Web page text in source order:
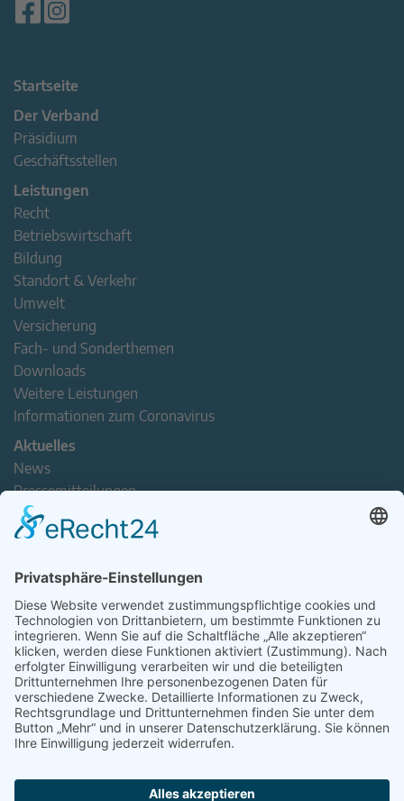
Startseite
Der Verband
Präsidium
Geschäftsstellen
Leistungen
Recht
Betriebswirtschaft
Bildung
Standort & Verkehr
Umwelt
Versicherung
Fach- und Sonderthemen
Downloads
Weitere Leistungen
Informationen zum Coronavirus
Aktuelles
News
Pressemitteilungen
Newsletter
Handel(n) im Norden – Mitgliederjournal
Verband erleben
Der Tag des Norddeutschen Handels
Jetzt Mitarbeitende nominieren – Personal Award 2026
handel2go – Podcast mit Kuhlage und Gästen
Veranstaltungen
Intern
Mitgliederbereich